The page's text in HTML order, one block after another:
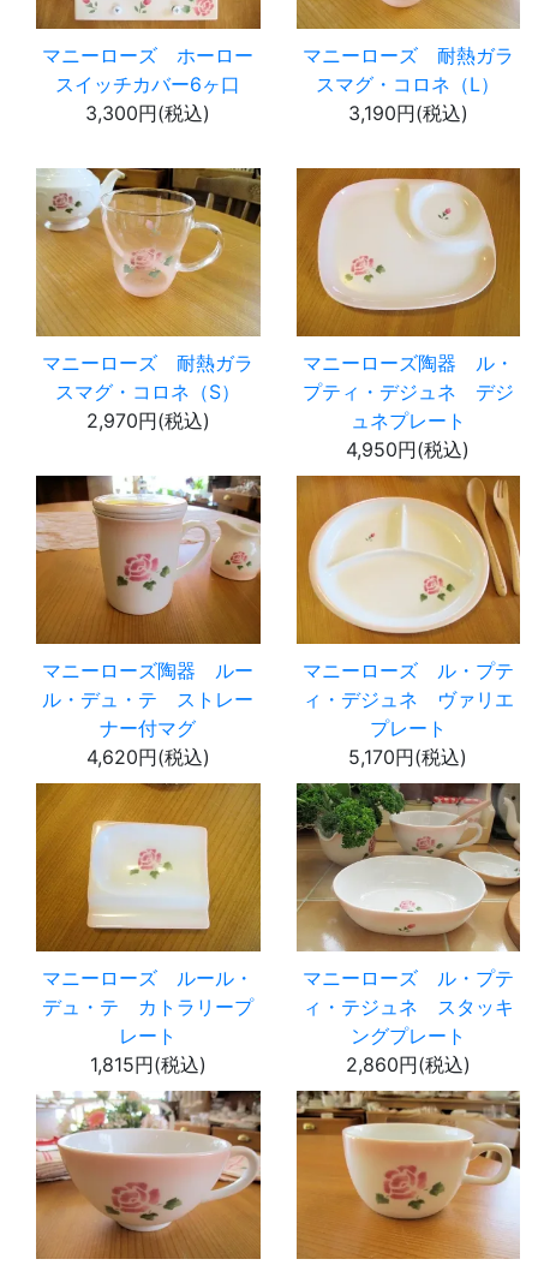
マニーローズ ホーロー
スイッチカバー6ヶ口
3,300円(税込)
マニーローズ 耐熱ガラ
スマグ・コロネ（L）
3,190円(税込)
マニーローズ 耐熱ガラ
スマグ・コロネ（S）
2,970円(税込)
マニーローズ陶器 ル・
プティ・デジュネ デジ
ュネプレート
4,950円(税込)
マニーローズ陶器 ルー
ル・デュ・テ ストレー
ナー付マグ
4,620円(税込)
マニーローズ ル・プテ
ィ・デジュネ ヴァリエ
プレート
5,170円(税込)
マニーローズ ルール・
デュ・テ カトラリープ
レート
1,815円(税込)
マニーローズ ル・プテ
ィ・テジュネ スタッキ
ングプレート
2,860円(税込)